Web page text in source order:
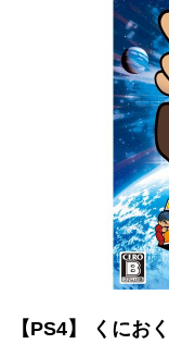
【PS4】 くにお